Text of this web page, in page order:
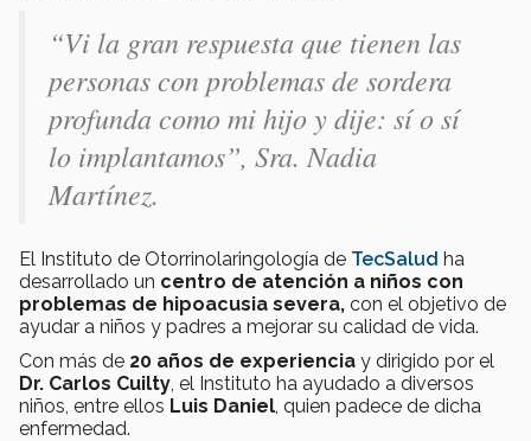
“Vi la gran respuesta que tienen las
personas con problemas de sordera
profunda como mi hijo y dije: sí o sí
lo implantamos”, Sra. Nadia
Martínez.
El Instituto de Otorrinolaringología de TecSalud ha
desarrollado un centro de atención a niños con
problemas de hipoacusia severa, con el objetivo de
ayudar a niños y padres a mejorar su calidad de vida.
Con más de 20 años de experiencia y dirigido por el
Dr. Carlos Cuilty , el Instituto ha ayudado a diversos
niños, entre ellos Luis Daniel , quien padece de dicha
enfermedad.